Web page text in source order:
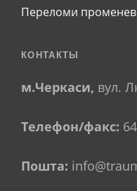
Переломи
КОНТАКТЫ
м.Черкаси, вул.
Телефон/факс:
Пошта: